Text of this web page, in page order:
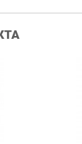
POINTEX